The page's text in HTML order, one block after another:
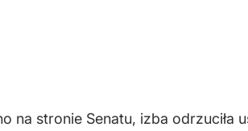
na stronie Senatu, izba